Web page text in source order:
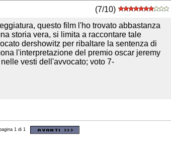
(7/10)
questo film l'ho trovato abbastanza
storia vera, si limita a raccontare tale
dershowitz per ribaltare la sentenza di
l'interpretazione del premio oscar jeremy
vesti dell'avvocato; voto 7-
1 di 1